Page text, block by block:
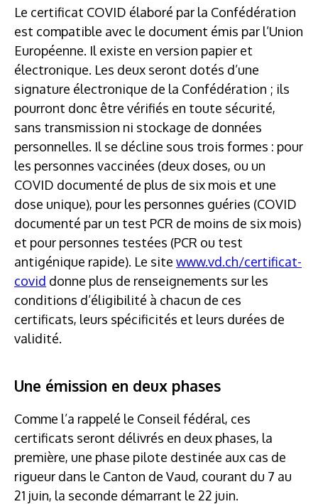
Le certificat COVID élaboré par la Confédération
est compatible avec le document émis par l’Union
Européenne. Il existe en version papier et
électronique. Les deux seront dotés d’une
signature électronique de la Confédération ; ils
pourront donc être vérifiés en toute sécurité,
sans transmission ni stockage de données
personnelles. Il se décline sous trois formes : pour
les personnes vaccinées (deux doses, ou un
COVID documenté de plus de six mois et une
dose unique), pour les personnes guéries (COVID
documenté par un test PCR de moins de six mois)
et pour personnes testées (PCR ou test
antigénique rapide). Le site www.vd.ch/certificat-
covid donne plus de renseignements sur les
conditions d’éligibilité à chacun de ces
certificats, leurs spécificités et leurs durées de
validité.
Une émission en deux phases
Comme l’a rappelé le Conseil fédéral, ces
certificats seront délivrés en deux phases, la
première, une phase pilote destinée aux cas de
rigueur dans le Canton de Vaud, courant du 7 au
21 juin, la seconde démarrant le 22 juin.